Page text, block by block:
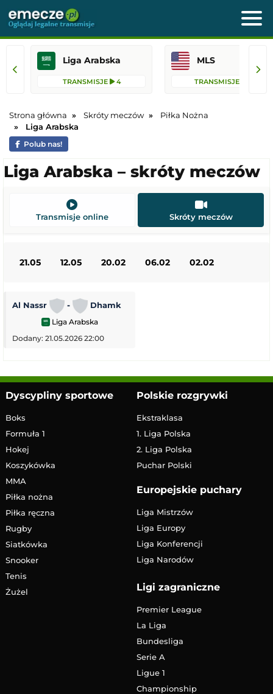
Liga Arabska
TRANSMISJE 4
MLS
TRANSMISJE
Strona główna Skróty meczów
Piłka Nożna
Liga Arabska
Polub nas!
Liga Arabska – skróty meczów
Transmisje online Skróty meczów
21.05 12.05 20.02 06.02 02.02
Al Nassr - Dhamk
Liga Arabska
Dodany: 21.05.2026 22:00
Dyscypliny sportowe
Boks
Formuła 1
Hokej
Koszykówka
MMA
Piłka nożna
Piłka ręczna
Rugby
Siatkówka
Snooker
Tenis
Żużel
Polskie rozgrywki
Ekstraklasa
1. Liga Polska
2. Liga Polska
Puchar Polski
Europejskie puchary
Liga Mistrzów
Liga Europy
Liga Konferencji
Liga Narodów
Ligi zagraniczne
Premier League
La Liga
Bundesliga
Serie A
Ligue 1
Championship